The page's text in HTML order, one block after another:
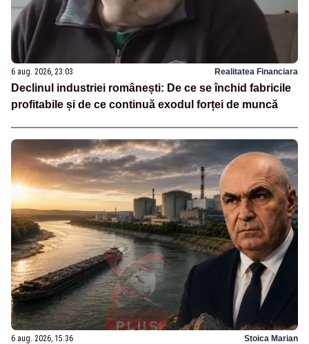
6 aug. 2026, 23:03 Realitatea Financiara
Declinul industriei românești: De ce se închid fabricile
profitabile și de ce continuă exodul forței de muncă
6 aug. 2026, 15:36 Stoica Marian